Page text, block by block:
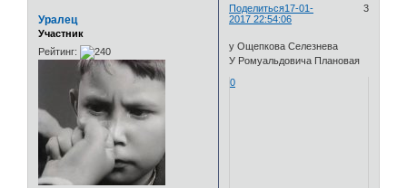
Поделиться 3
17-01-
2017 22:54:06
Уралец
Участник
Рейтинг:
у Ощепкова Селезнева
У Ромуальдовича Плановая
0